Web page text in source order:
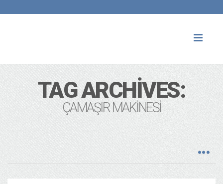
TAG ARCHIVES:
ÇAMAŞIR MAKINESI